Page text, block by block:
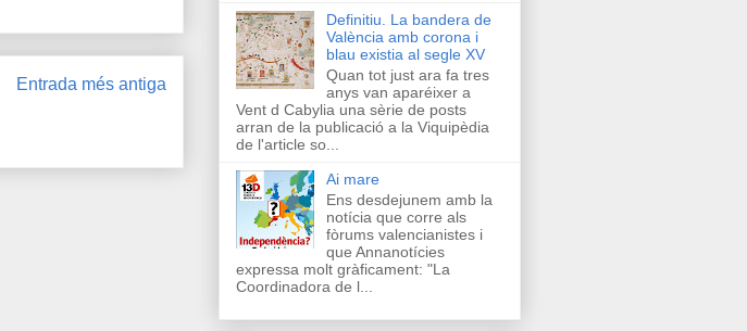
Entrada més antiga
Definitiu. La bandera de
València amb corona i
blau existia al segle XV
Quan tot just ara fa tres
anys van aparéixer a
Vent d Cabylia una sèrie de posts
arran de la publicació a la Viquipèdia
de l'article so...
Ai mare
Ens desdejunem amb la
notícia que corre als
fòrums valencianistes i
que Annanotícies
expressa molt gràficament: "La
Coordinadora de l...